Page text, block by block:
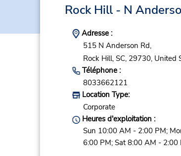
Rock Hill - N
Adresse :
515 N Anderson Rd,
Rock Hill, SC, 29730, United
Téléphone :
8033662121
Location Type:
Corporate
Heures d'exploitation :
Sun 10:00 AM - 2:00 PM;
6:00 PM; Sat 8:00 AM - 2:00